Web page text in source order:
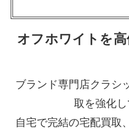
オフホワイトを高
ブランド専門店クラシ
取を強化し
自宅で完結の宅配買取